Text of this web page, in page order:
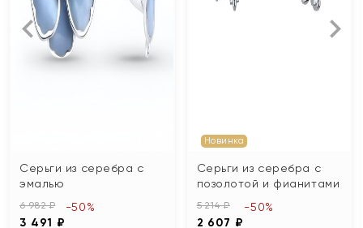
Серьги из серебра с
эмалью
6 982 ₽
3 491 ₽
-50%
Новинка
Серьги из серебра с
позолотой и фианитами
5 214 ₽
2 607 ₽
-50%